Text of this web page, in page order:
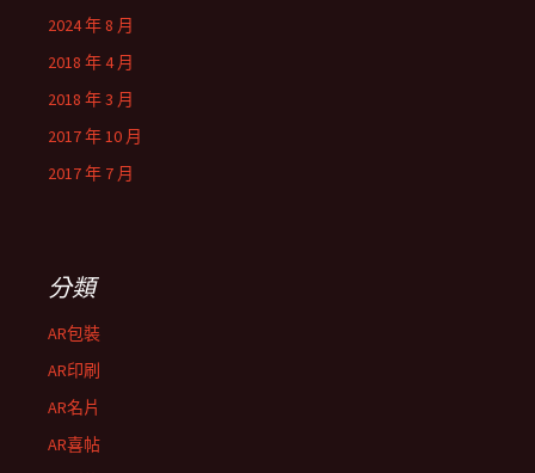
2024 年 8 月
2018 年 4 月
2018 年 3 月
2017 年 10 月
2017 年 7 月
分類
AR包裝
AR印刷
AR名片
AR喜帖